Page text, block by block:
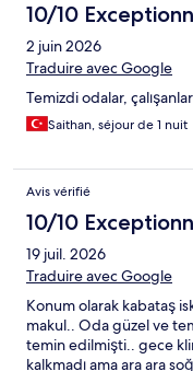
10/10
2 juin 2026
Traduire avec Google
Temizdi odalar,
Saithan, séjour de 1 nuit
Avis vérifié
10/10
19 juil. 2026
Traduire avec Google
Konum olarak kabataş
makul.. Oda güzel ve
temin edilmişti.. gece
kalkmadı ama ara ara